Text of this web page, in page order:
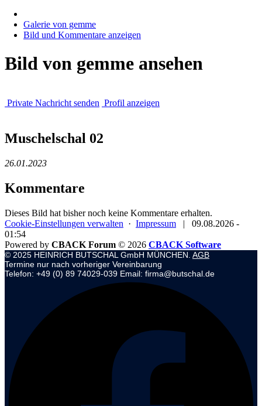
Galerie von gemme
Bild und Kommentare anzeigen
Bild von gemme ansehen
Private Nachricht senden Profil anzeigen
Muschelschal 02
26.01.2023
Kommentare
Dieses Bild hat bisher noch keine Kommentare erhalten.
Cookie-Einstellungen verwalten · Impressum |
09.08.2026 -
01:54
Powered by CBACK Forum © 2026 CBACK Software
© 2025 HEINRICH BUTSCHAL GmbH MÜNCHEN. AGB
Termine nur nach vorheriger Vereinbarung
Telefon: +49 (0) 89 74029-039 Email: firma@butschal.de